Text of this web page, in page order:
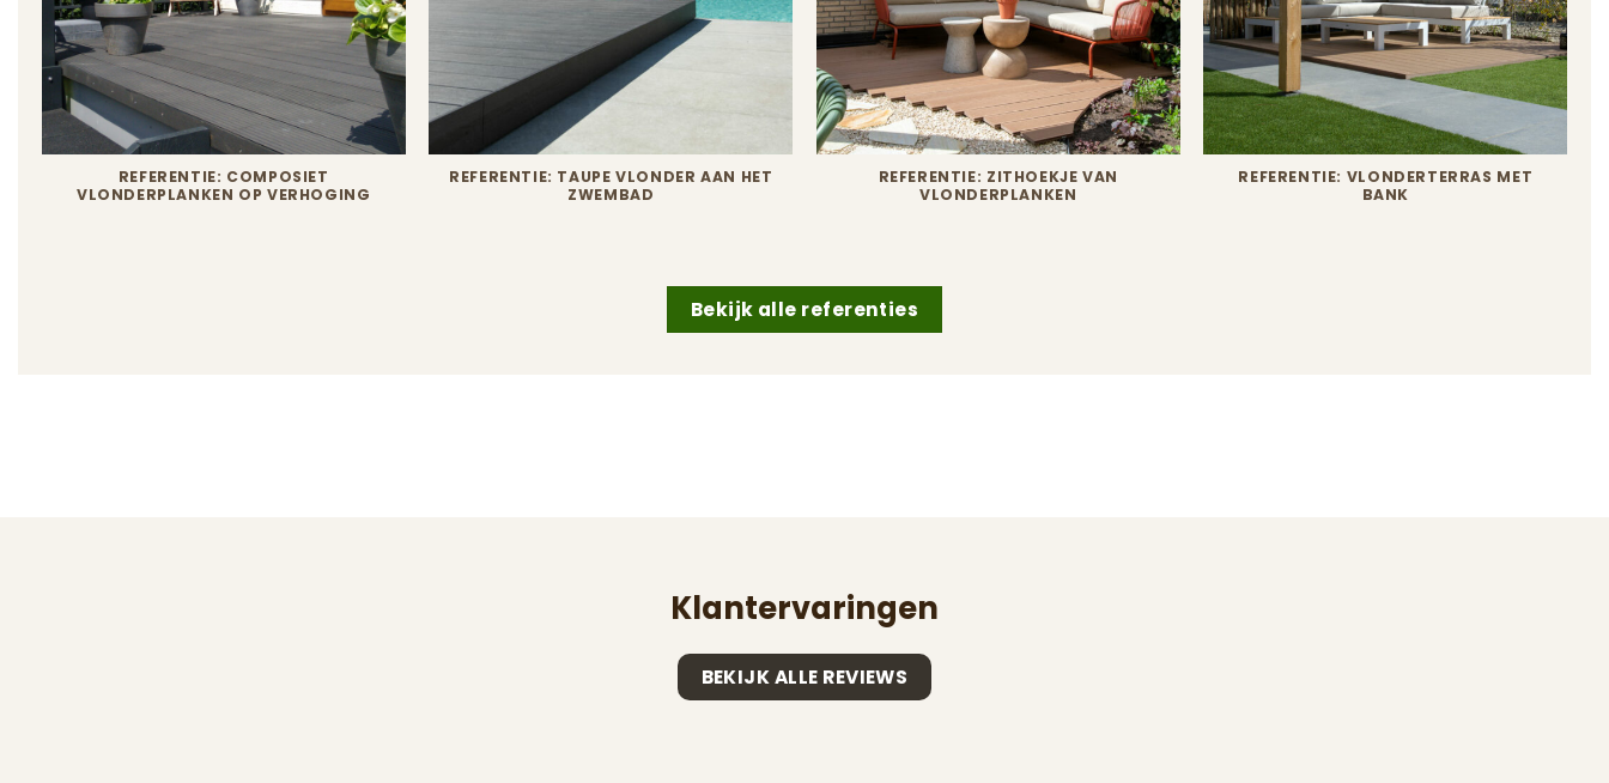
REFERENTIE: COMPOSIET
VLONDERPLANKEN OP VERHOGING
REFERENTIE: TAUPE VLONDER AAN HET
ZWEMBAD
REFERENTIE: ZITHOEKJE VAN
VLONDERPLANKEN
REFERENTIE: VLONDERTERRAS MET
BANK
Bekijk alle referenties
Klantervaringen
BEKIJK ALLE REVIEWS